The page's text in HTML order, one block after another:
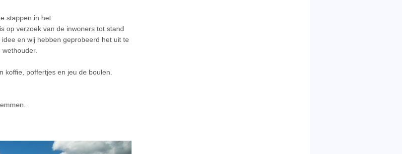
stappen in het
op verzoek van de inwoners tot stand
en wij hebben geprobeerd het uit te
koffie, poffertjes en jeu de boulen.